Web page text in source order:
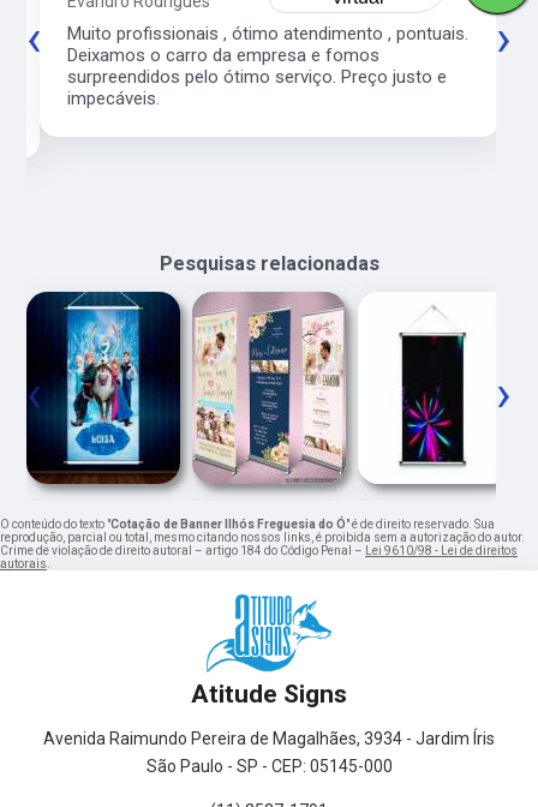
Muito profissionais , ótimo atendimento , pontuais.
Deixamos o carro da empresa e fomos
surpreendidos pelo ótimo serviço. Preço justo e
impecáveis.
‹ ›
Pesquisas relacionadas
‹ ›
O conteúdo do texto "Cotação de Banner Ilhós Freguesia do Ó" é de direito reservado. Sua
reprodução, parcial ou total, mesmo citando nossos links, é proibida sem a autorização do autor.
Crime de violação de direito autoral – artigo 184 do Código Penal –
Lei 9610/98 - Lei de direitos
autorais
Atitude Signs
Avenida Raimundo Pereira de Magalhães, 3934 - Jardim Íris
São Paulo - SP - CEP: 05145-000